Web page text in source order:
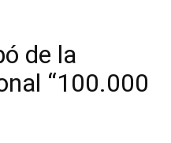
de la
“100.000